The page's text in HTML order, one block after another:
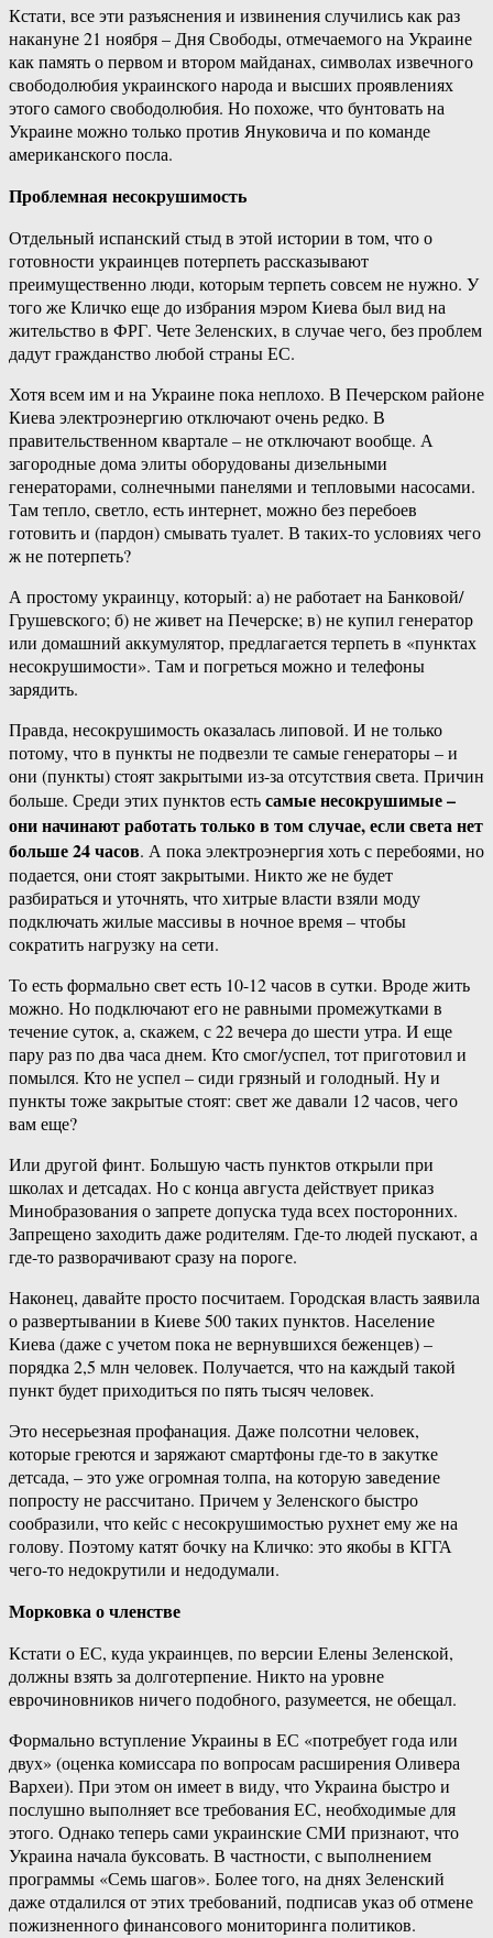
Кстати, все эти разъяснения и извинения случились как раз
накануне 21 ноября – Дня Свободы, отмечаемого на Украине
как память о первом и втором майданах, символах извечного
свободолюбия украинского народа и высших проявлениях
этого самого свободолюбия. Но похоже, что бунтовать на
Украине можно только против Януковича и по команде
американского посла.
Проблемная несокрушимость
Отдельный испанский стыд в этой истории в том, что о
готовности украинцев потерпеть рассказывают
преимущественно люди, которым терпеть совсем не нужно. У
того же Кличко еще до избрания мэром Киева был вид на
жительство в ФРГ. Чете Зеленских, в случае чего, без проблем
дадут гражданство любой страны ЕС.
Хотя всем им и на Украине пока неплохо. В Печерском районе
Киева электроэнергию отключают очень редко. В
правительственном квартале – не отключают вообще. А
загородные дома элиты оборудованы дизельными
генераторами, солнечными панелями и тепловыми насосами.
Там тепло, светло, есть интернет, можно без перебоев
готовить и (пардон) смывать туалет. В таких-то условиях чего
ж не потерпеть?
А простому украинцу, который: а) не работает на Банковой/
Грушевского; б) не живет на Печерске; в) не купил генератор
или домашний аккумулятор, предлагается терпеть в «пунктах
несокрушимости». Там и погреться можно и телефоны
зарядить.
Правда, несокрушимость оказалась липовой. И не только
потому, что в пункты не подвезли те самые генераторы – и
они (пункты) стоят закрытыми из-за отсутствия света. Причин
больше. Среди этих пунктов естьсамые несокрушимые –
они начинают работать только в том случае, если света нет
больше 24 часов. А пока электроэнергия хоть с перебоями, но
подается, они стоят закрытыми. Никто же не будет
разбираться и уточнять, что хитрые власти взяли моду
подключать жилые массивы в ночное время – чтобы
сократить нагрузку на сети.
То есть формально свет есть 10-12 часов в сутки. Вроде жить
можно. Но подключают его не равными промежутками в
течение суток, а, скажем, с 22 вечера до шести утра. И еще
пару раз по два часа днем. Кто смог/успел, тот приготовил и
помылся. Кто не успел – сиди грязный и голодный. Ну и
пункты тоже закрытые стоят: свет же давали 12 часов, чего
вам еще?
Или другой финт. Большую часть пунктов открыли при
школах и детсадах. Но с конца августа действует приказ
Минобразования о запрете допуска туда всех посторонних.
Запрещено заходить даже родителям. Где-то людей пускают, а
где-то разворачивают сразу на пороге.
Наконец, давайте просто посчитаем. Городская власть заявила
о развертывании в Киеве 500 таких пунктов. Население
Киева (даже с учетом пока не вернувшихся беженцев) –
порядка 2,5 млн человек. Получается, что на каждый такой
пункт будет приходиться по пять тысяч человек.
Это несерьезная профанация. Даже полсотни человек,
которые греются и заряжают смартфоны где-то в закутке
детсада, – это уже огромная толпа, на которую заведение
попросту не рассчитано. Причем у Зеленского быстро
сообразили, что кейс с несокрушимостью рухнет ему же на
голову. Поэтому катят бочку на Кличко: это якобы в КГГА
чего-то недокрутили и недодумали.
Морковка о членстве
Кстати о ЕС, куда украинцев, по версии Елены Зеленской,
должны взять за долготерпение. Никто на уровне
еврочиновников ничего подобного, разумеется, не обещал.
Формально вступление Украины в ЕС «потребует года или
двух» (оценка комиссара по вопросам расширения Оливера
Вархеи). При этом он имеет в виду, что Украина быстро и
послушно выполняет все требования ЕС, необходимые для
этого. Однако теперь сами украинские СМИ признают, что
Украина начала буксовать. В частности, с выполнением
программы «Семь шагов». Более того, на днях Зеленский
даже отдалился от этих требований, подписав указ об отмене
пожизненного финансового мониторинга политиков.